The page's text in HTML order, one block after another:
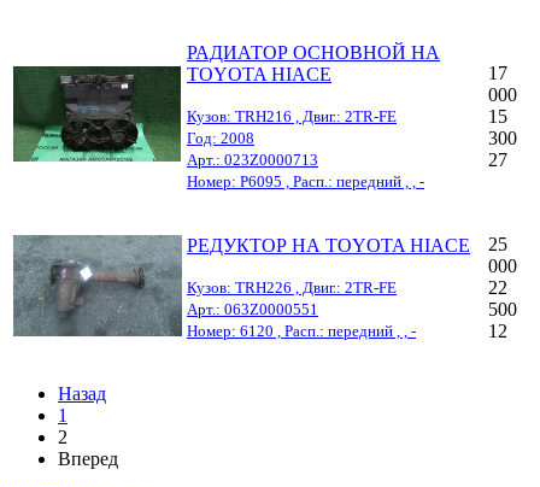
РАДИАТОР ОСНОВНОЙ НА
TOYOTA HIACE
Кузов: TRH216 , Двиг.: 2TR-FE
Год: 2008
Арт.: 023Z0000713
Номер: Р6095 , Расп.: передний , , -
17
000
15
300
27
РЕДУКТОР НА TOYOTA HIACE
Кузов: TRH226 , Двиг.: 2TR-FE
Арт.: 063Z0000551
Номер: 6120 , Расп.: передний , , -
25
000
22
500
12
Назад
1
2
Вперед